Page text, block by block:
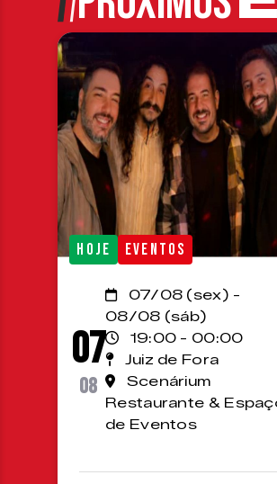
HOJE EVENTOS
07
08
07/08 (sex) -
08/08 (sáb)
19:00 - 00:00
Juiz de Fora
Scenárium
Restaurante &
de Eventos